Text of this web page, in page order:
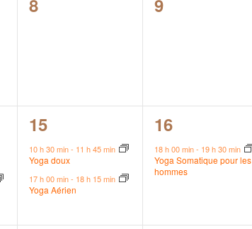
8 9
2
évènements,
15
10 h 30 min- 11 h 45 min
Yoga doux
17 h 00 min- 18 h 15 min
Yoga Aérien
1
évènement,
16
18 h 00 min- 19 h 30 min
Yoga Somatique pour les
hommes